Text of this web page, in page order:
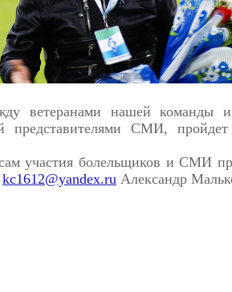
ветеранами нашей команды и
представителями СМИ,
участия болельщиков и СМИ
kc1612@yandex.ru Александр